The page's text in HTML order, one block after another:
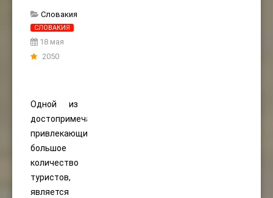
Словакия
СЛОВАКИЯ
18 мая
2050
Одной из
достопримечательностей,
привлекающих
большое
количество
туристов,
является